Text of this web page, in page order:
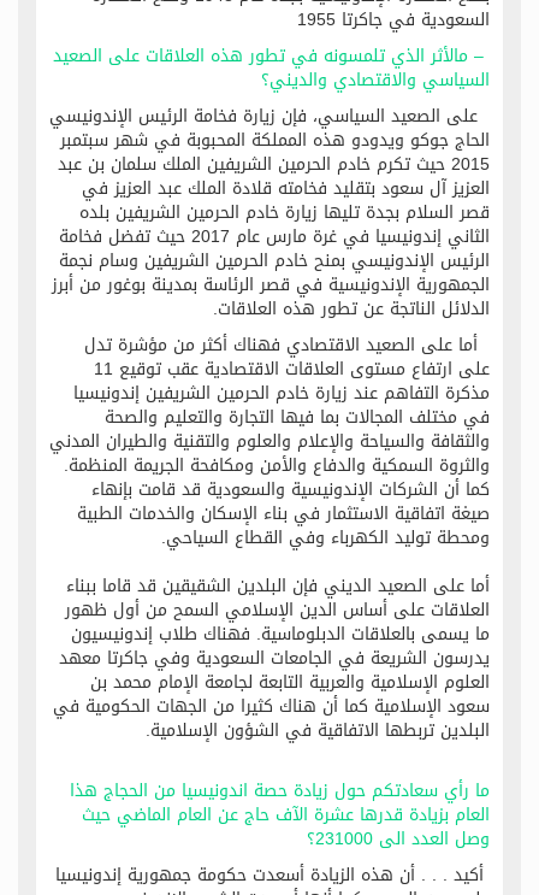
السعودية في جاكرتا 1955
– مالأثر الذي تلمسونه في تطور هذه العلاقات على الصعيد
السياسي والاقتصادي والديني؟‬
على الصعيد السياسي، فإن زيارة فخامة الرئيس الإندونيسي
الحاج جوكو ويدودو هذه المملكة المحبوبة في شهر سبتمبر
2015 حيث تكرم خادم الحرمين الشريفين الملك سلمان بن عبد
العزيز آل سعود بتقليد فخامته قلادة الملك عبد العزيز في
قصر السلام بجدة تليها زيارة خادم الحرمين الشريفين بلده
الثاني إندونيسيا في غرة مارس عام 2017 حيث تفضل فخامة
الرئيس الإندونيسي بمنح خادم الحرمين الشريفين وسام نجمة
الجمهورية الإندونيسية في قصر الرئاسة بمدينة بوغور من أبرز
الدلائل الناتجة عن تطور هذه العلاقات.
أما على الصعيد الاقتصادي فهناك أكثر من مؤشرة تدل
على ارتفاع مستوى العلاقات الاقتصادية عقب توقيع 11
مذكرة التفاهم عند زيارة خادم الحرمين الشريفين إندونيسيا
في مختلف المجالات بما فيها التجارة والتعليم والصحة
والثقافة والسياحة والإعلام والعلوم والتقنية والطيران المدني
والثروة السمكية والدفاع والأمن ومكافحة الجريمة المنظمة.
كما أن الشركات الإندونيسية والسعودية قد قامت بإنهاء
صيغة اتفاقية الاستثمار في بناء الإسكان والخدمات الطبية
ومحطة توليد الكهرباء وفي القطاع السياحي.
أما على الصعيد الديني فإن البلدين الشقيقين قد قاما ببناء
العلاقات على أساس الدين الإسلامي السمح من أول ظهور
ما يسمى بالعلاقات الدبلوماسية. فهناك طلاب إندونيسيون
يدرسون الشريعة في الجامعات السعودية وفي جاكرتا معهد
العلوم الإسلامية والعربية التابعة لجامعة الإمام محمد بن
سعود الإسلامية كما أن هناك كثيرا من الجهات الحكومية في
البلدين تربطها الاتفاقية في الشؤون الإسلامية.
ما رأي سعادتكم حول زيادة حصة اندونيسيا من الحجاج هذا
العام بزيادة قدرها عشرة الآف حاج عن العام الماضي حيث
وصل العدد الى 231000؟
أكيد . . . أن هذه الزيادة أسعدت حكومة جمهورية إندونيسيا